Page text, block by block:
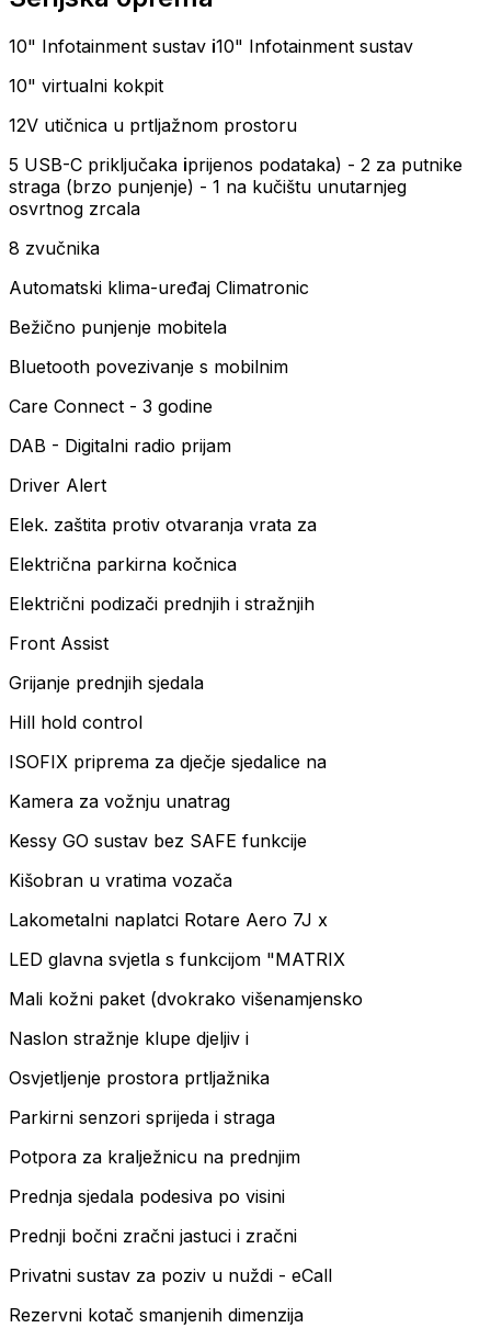
10" Infotainment sustav i10" Infotainment sustav
10" virtualni kokpit
12V utičnica u prtljažnom prostoru
5 USB-C priključaka iprijenos podataka) - 2 za putnike
straga (brzo punjenje) - 1 na kučištu unutarnjeg
osvrtnog zrcala
8 zvučnika
Automatski klima-uređaj Climatronic
Bežično punjenje mobitela
Bluetooth povezivanje s mobilnim
Care Connect - 3 godine
DAB - Digitalni radio prijam
Driver Alert
Elek. zaštita protiv otvaranja vrata za
Električna parkirna kočnica
Električni podizači prednjih i stražnjih
Front Assist
Grijanje prednjih sjedala
Hill hold control
ISOFIX priprema za dječje sjedalice na
Kamera za vožnju unatrag
Kessy GO sustav bez SAFE funkcije
Kišobran u vratima vozača
Lakometalni naplatci Rotare Aero 7J x
LED glavna svjetla s funkcijom "MATRIX
Mali kožni paket (dvokrako višenamjensko
Naslon stražnje klupe djeljiv i
Osvjetljenje prostora prtljažnika
Parkirni senzori sprijeda i straga
Potpora za kralježnicu na prednjim
Prednja sjedala podesiva po visini
Prednji bočni zračni jastuci i zračni
Privatni sustav za poziv u nuždi - eCall
Rezervni kotač smanjenih dimenzija